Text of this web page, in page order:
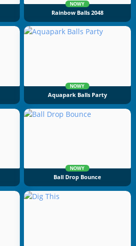
NOWY
Rainbow Balls 2048
NOWY
Aquapark Balls Party
NOWY
Ball Drop Bounce